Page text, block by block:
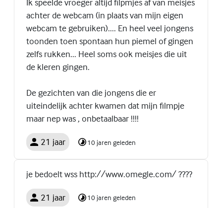
Ik speelde vroeger altijd filpmjes af van meisjes
achter de webcam (in plaats van mijn eigen
webcam te gebruiken).... En heel veel jongens
toonden toen spontaan hun piemel of gingen
zelfs rukken... Heel soms ook meisjes die uit
de kleren gingen.
De gezichten van die jongens die er
uiteindelijk achter kwamen dat mijn filmpje
maar nep was , onbetaalbaar !!!!
21 jaar 10 jaren geleden
je bedoelt wss http://www.omegle.com/ ????
21 jaar 10 jaren geleden